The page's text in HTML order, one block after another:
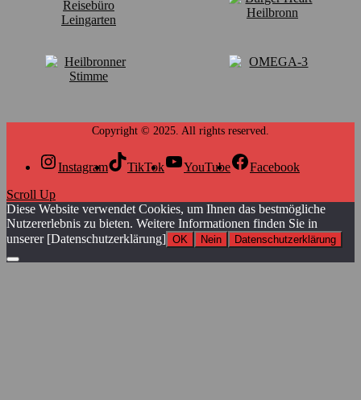
Instagram TikTok YouTube
Facebook
Scroll Up
Diese Website verwendet Cookies, um Ihnen das bestmögliche
Nutzererlebnis zu bieten. Weitere Informationen finden Sie in
unserer [Datenschutzerklärung] OK Nein Datenschutzerklärung